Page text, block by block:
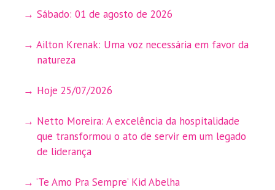
Sábado: 01 de agosto de 2026
Ailton Krenak: Uma voz necessária em favor da
natureza
Hoje 25/07/2026
Netto Moreira: A excelência da hospitalidade
que transformou o ato de servir em um legado
de liderança
‘Te Amo Pra Sempre’ Kid Abelha